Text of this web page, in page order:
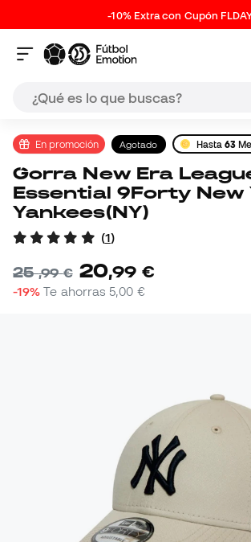
-10% Extra con Cupón
En promoción Agotado Hasta63
Gorra New Era League
Essential 9Forty New
Yankees(NY)
(1)
25,99 € 20,99 €
-19% Te ahorras5,00 €